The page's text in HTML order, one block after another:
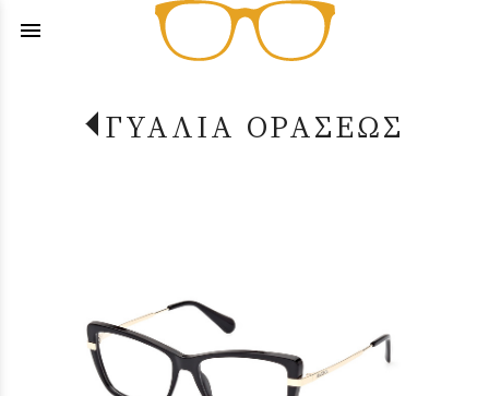
menu
ΓΥΑΛΙΑ ΟΡΑΣΕΩΣ